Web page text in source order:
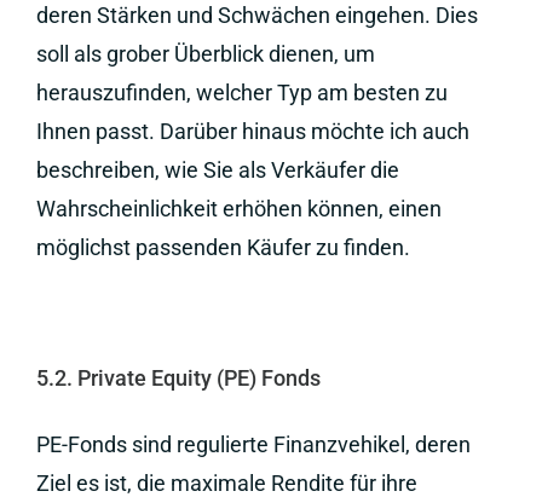
deren Stärken und Schwächen eingehen. Dies
soll als grober Überblick dienen, um
herauszufinden, welcher Typ am besten zu
Ihnen passt. Darüber hinaus möchte ich auch
beschreiben, wie Sie als Verkäufer die
Wahrscheinlichkeit erhöhen können, einen
möglichst passenden Käufer zu finden.
5.2. Private Equity (PE) Fonds
PE-Fonds sind regulierte Finanzvehikel, deren
Ziel es ist, die maximale Rendite für ihre